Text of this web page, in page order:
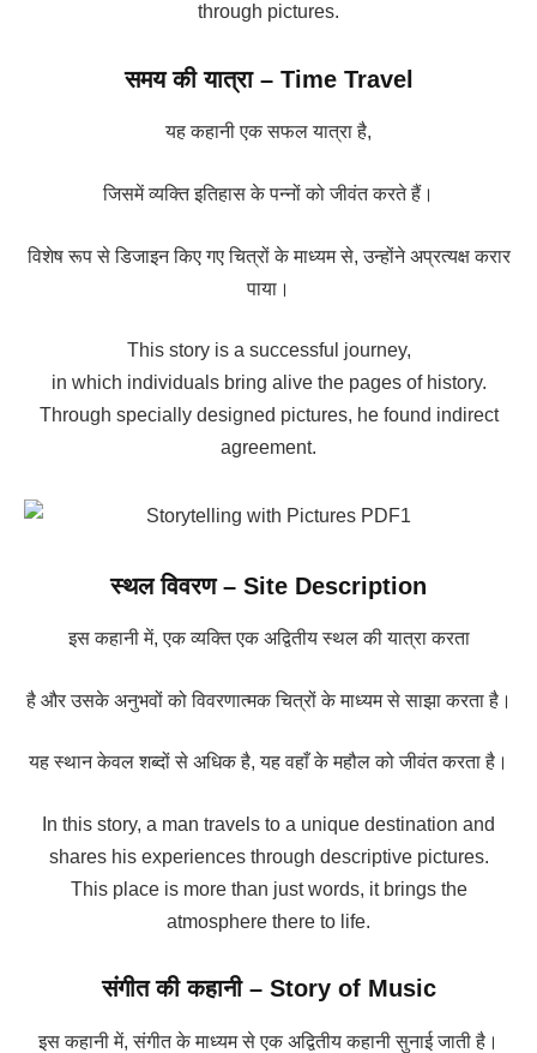
through pictures.
समय की यात्रा – Time Travel
यह कहानी एक सफल यात्रा है,
जिसमें व्यक्ति इतिहास के पन्नों को जीवंत करते हैं।
विशेष रूप से डिजाइन किए गए चित्रों के माध्यम से, उन्होंने अप्रत्यक्ष करार
पाया।
This story is a successful journey,
in which individuals bring alive the pages of history.
Through specially designed pictures, he found indirect
agreement.
स्थल विवरण – Site Description
इस कहानी में, एक व्यक्ति एक अद्वितीय स्थल की यात्रा करता
है और उसके अनुभवों को विवरणात्मक चित्रों के माध्यम से साझा करता है।
यह स्थान केवल शब्दों से अधिक है, यह वहाँ के महौल को जीवंत करता है।
In this story, a man travels to a unique destination and
shares his experiences through descriptive pictures.
This place is more than just words, it brings the
atmosphere there to life.
संगीत की कहानी – Story of Music
इस कहानी में, संगीत के माध्यम से एक अद्वितीय कहानी सुनाई जाती है।